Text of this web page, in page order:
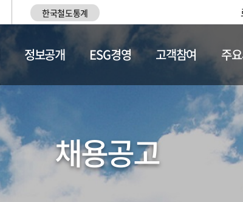
한국철도통계
채용정보
정보공개 ESG경영 고객참여 주
채용공고